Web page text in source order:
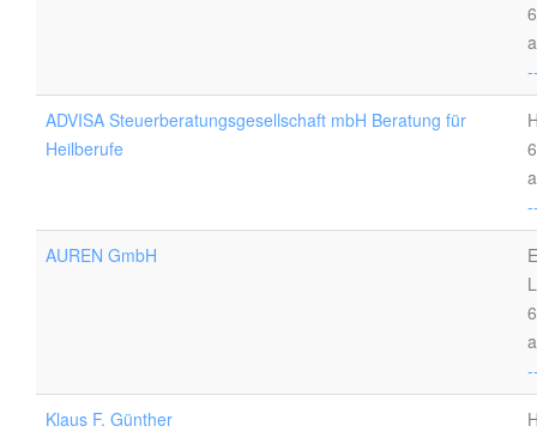
ADVISA Steuerberatungsgesellschaft mbH Beratung für
Heilberufe
AUREN GmbH
Klaus F. Günther